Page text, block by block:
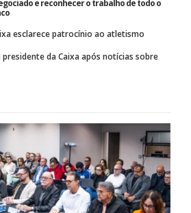
e reconhecer o trabalho de todo o
esclarece patrocínio ao atletismo
da Caixa após notícias sobre